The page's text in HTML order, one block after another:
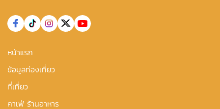
หน้าแรก
ข้อมูลท่องเที่ยว
ที่เที่ยว
คาเฟ่ ร้านอาหาร